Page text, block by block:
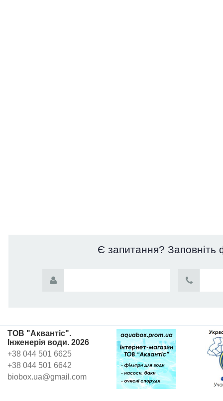
Є запитання?
ТОВ "Аквантіс".
Інженерія води. 2026
+38 044 501 6625
+38 044 501 6642
biobox.ua@gmail.com